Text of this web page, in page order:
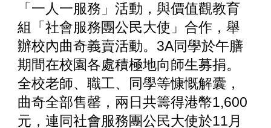
「一人一服務」活動，與價值觀教育
組「社會服務團公民大使」合作，舉
辦校內曲奇義賣活動。3A同學於午膳
期間在校園各處積極地向師生募捐。
全校老師、職工、同學等慷慨解囊，
曲奇全部售罄，兩日共籌得港幣1,600
元，連同社會服務團公民大使於11月